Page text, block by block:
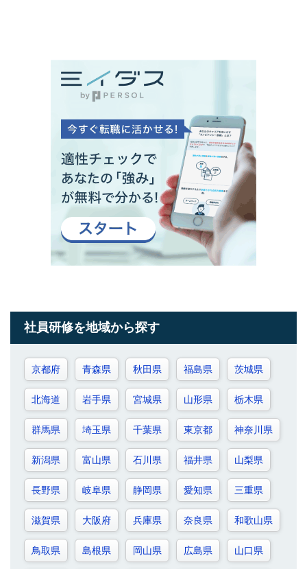
社員研修を地域から探す
京都府 青森県 秋田県 福島県 茨城県
北海道 岩手県 宮城県 山形県 栃木県
群馬県 埼玉県 千葉県 東京都 神奈川県
新潟県 富山県 石川県 福井県 山梨県
長野県 岐阜県 静岡県 愛知県 三重県
滋賀県 大阪府 兵庫県 奈良県 和歌山県
鳥取県 島根県 岡山県 広島県 山口県